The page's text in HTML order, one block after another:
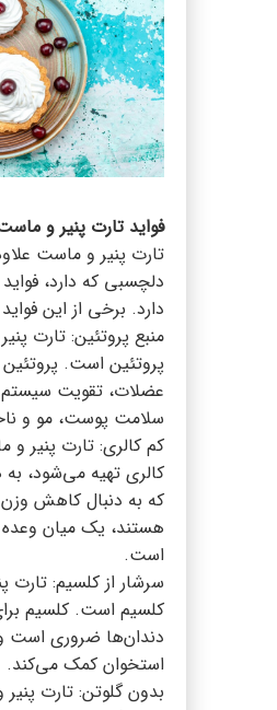
فواید تارت پنیر و
تارت پنیر و ماست
دلچسبی که دارد،
دارد. برخی از این فواید
منبع پروتئین: تارت
پروتئین است.
عضلات، تقویت
سلامت پوست، مو و
کم کالری: تارت پنیر و
کالری تهیه می‌شود،
که به دنبال کاهش
هستند، یک میان
است.
سرشار از کلسیم: تارت
کلسیم است. کلسیم
دندان‌ها ضروری است
استخوان کمک می‌کند.
بدون گلوتن: تارت